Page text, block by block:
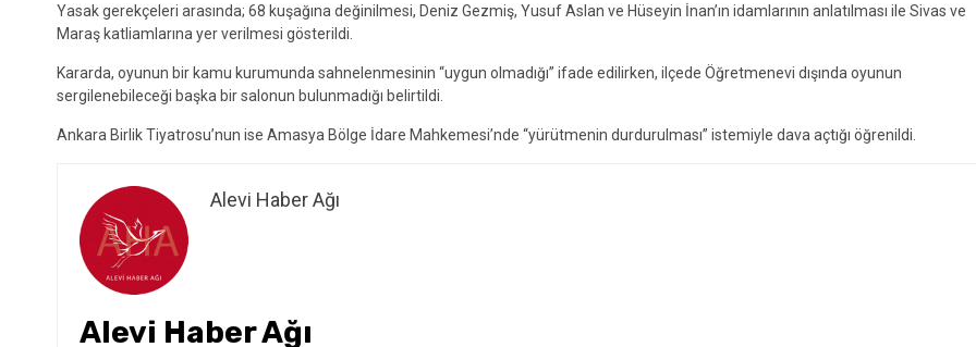
Yasak gerekçeleri arasında; 68 kuşağına değinilmesi, Deniz Gezmiş, Yusuf Aslan ve Hüseyin İnan’ın idamlarının anlatılması ile Sivas ve
Maraş katliamlarına yer verilmesi gösterildi.
Kararda, oyunun bir kamu kurumunda sahnelenmesinin “uygun olmadığı” ifade edilirken, ilçede Öğretmenevi dışında oyunun
sergilenebileceği başka bir salonun bulunmadığı belirtildi.
Ankara Birlik Tiyatrosu’nun ise Amasya Bölge İdare Mahkemesi’nde “yürütmenin durdurulması” istemiyle dava açtığı öğrenildi.
Alevi Haber Ağı
Alevi Haber Ağı